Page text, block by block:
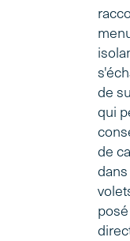
de
qui
de